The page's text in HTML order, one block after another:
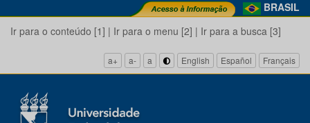
BRASIL
Ir para o conteúdo [1] | Ir para o menu [2] | Ir para a busca [3]
a+ a- a English Español Français